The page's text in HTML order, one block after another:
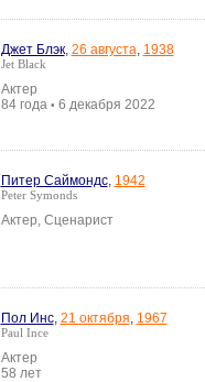
Джет Блэк, 26 августа, 1938
Jet Black
Актер
84 года • 6 декабря 2022
Питер Саймондс, 1942
Peter Symonds
Актер, Сценарист
Пол Инс, 21 октября, 1967
Paul Ince
Актер
58 лет